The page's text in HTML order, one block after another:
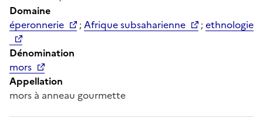
Domaine
éperonnerie
;Afrique subsaharienne ;ethnologie
Dénomination
mors
Appellation
mors à anneau gourmette